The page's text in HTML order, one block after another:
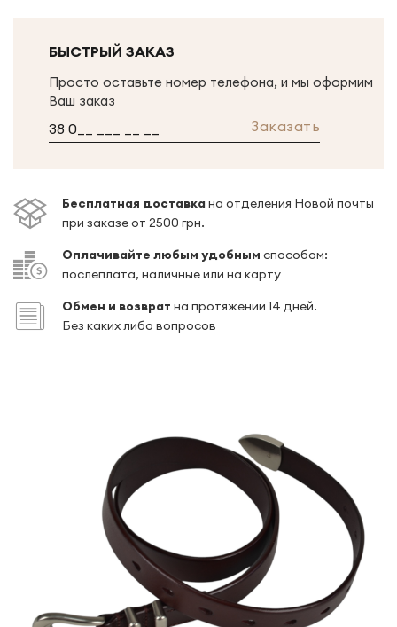
БЫСТРЫЙ ЗАКАЗ
Просто оставьте номер телефона, и мы оформим
Ваш заказ
Заказать
Беcплатная доставкана отделения Новой почты
при заказе от 2500 грн.
Оплачивайте любым удобным способом:
послеплата, наличные или на карту
Обмен и возврат на протяжении 14 дней.
Без каких либо вопросов